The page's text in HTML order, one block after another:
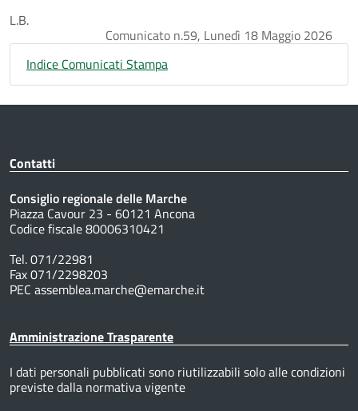
L.B.
Comunicato n.59, Lunedì 18 Maggio 2026
Indice Comunicati Stampa
Contatti
Consiglio regionale delle Marche
Piazza Cavour 23 - 60121 Ancona
Codice fiscale 80006310421
Tel. 071/22981
Fax 071/2298203
PEC assemblea.marche@emarche.it
Amministrazione Trasparente
I dati personali pubblicati sono riutilizzabili solo alle condizioni
previste dalla normativa vigente